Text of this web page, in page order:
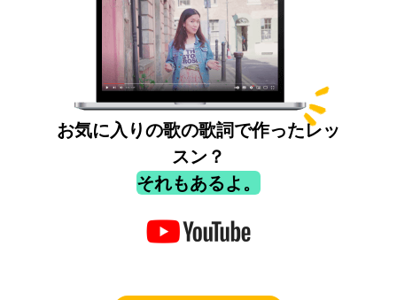
お気に入りの歌の歌詞で作ったレッ
スン？
それもあるよ。